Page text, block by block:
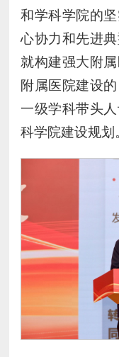
和学科学院的
心协力和先进
就构建强大附
附属医院建设
一级学科带头
科学院建设规划